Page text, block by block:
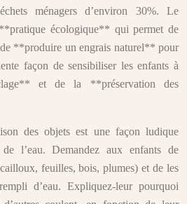
ménagers d’environ 30%. Le
écologique** qui permet de
**produire un engrais naturel** pour
façon de sensibiliser les enfants à
et de la **préservation des
des objets est une façon ludique
l’eau. Demandez aux enfants de
feuilles, bois, plumes) et de les
d’eau. Expliquez-leur pourquoi